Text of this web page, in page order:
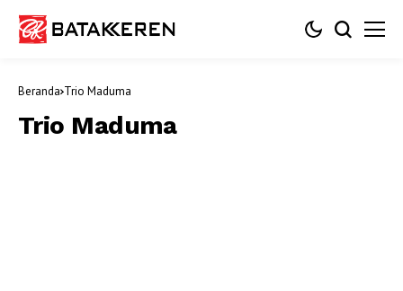
Beranda Trio Maduma
Trio Maduma